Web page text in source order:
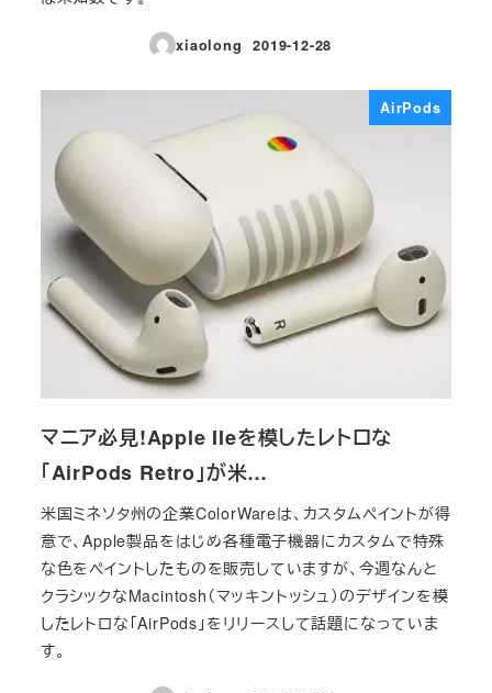
xiaolong
投稿日
2019-12-28
AirPods
マニア必見!Apple IIeを模したレトロな
「AirPods Retro」が米…
米国ミネソタ州の企業ColorWareは、カスタムペイントが得
意で、Apple製品をはじめ各種電子機器にカスタムで特殊
な色をペイントしたものを販売していますが、今週なんと
クラシックなMacintosh（マッキントッシュ）のデザインを模
したレトロな「AirPods」をリリースして話題になっていま
す。